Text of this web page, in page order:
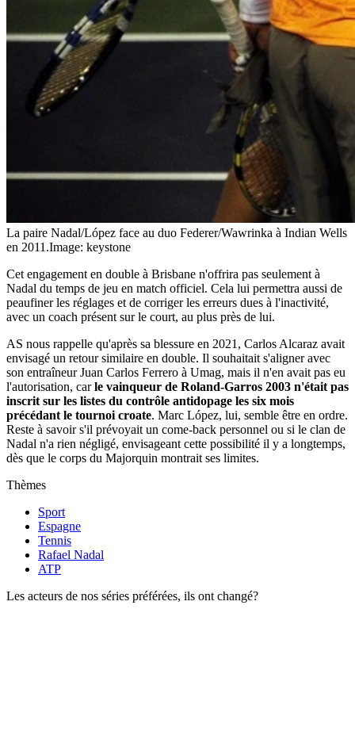
La paire Nadal/López face au duo Federer/Wawrinka à Indian Wells
en 2011.Image: keystone
Cet engagement en double à Brisbane n'offrira pas seulement à
Nadal du temps de jeu en match officiel. Cela lui permettra aussi de
peaufiner les réglages et de corriger les erreurs dues à l'inactivité,
avec un coach présent sur le court, au plus près de lui.
AS nous rappelle qu'après sa blessure en 2021, Carlos Alcaraz avait
envisagé un retour similaire en double. Il souhaitait s'aligner avec
son entraîneur Juan Carlos Ferrero à Umag, mais il n'en avait pas eu
l'autorisation, carle vainqueur de Roland-Garros 2003 n'était pas
inscrit sur les listes du contrôle antidopage les six mois
précédant le tournoi croate. Marc López, lui, semble être en ordre.
Reste à savoir s'il prévoyait un come-back personnel ou si le clan de
Nadal n'a rien négligé, envisageant cette possibilité il y a longtemps,
dès que le corps du Majorquin montrait ses limites.
Thèmes
Sport
Espagne
Tennis
Rafael Nadal
ATP
Les acteurs de nos séries préférées, ils ont changé?